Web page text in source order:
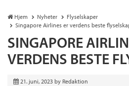
Hjem Nyheter
Flyselskaper
Singapore Airlines er verdens beste
SINGAPORE
VERDENS BESTE
21. juni, 2023 by Redaktion